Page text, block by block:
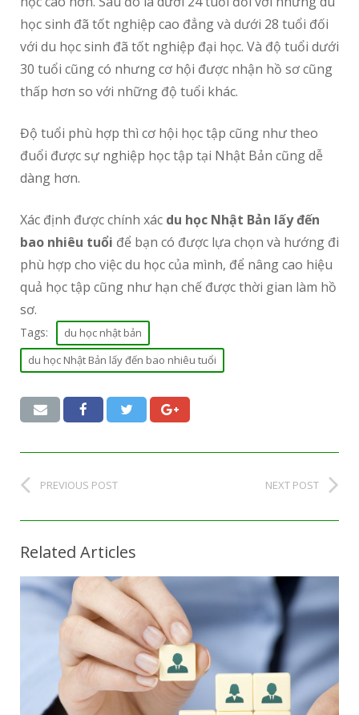
học sinh đã tốt nghiệp cao đẳng và dưới 28 tuổi đối
với du học sinh đã tốt nghiệp đại học. Và độ tuổi dưới
30 tuổi cũng có nhưng cơ hội được nhận hồ sơ cũng
thấp hơn so với những độ tuổi khác.
Độ tuổi phù hợp thì cơ hội học tập cũng như theo
đuổi được sự nghiệp học tập tại Nhật Bản cũng dễ
dàng hơn.
Xác định được chính xác du học Nhật Bản lấy đến
bao nhiêu tuổi để bạn có được lựa chọn và hướng đi
phù hợp cho việc du học của mình, để nâng cao hiệu
quả học tập cũng như hạn chế được thời gian làm hồ
sơ.
Tags:
du học nhật bản
du học Nhật Bản lấy đến bao nhiêu tuổi
PREVIOUS POST NEXT POST
Related Articles